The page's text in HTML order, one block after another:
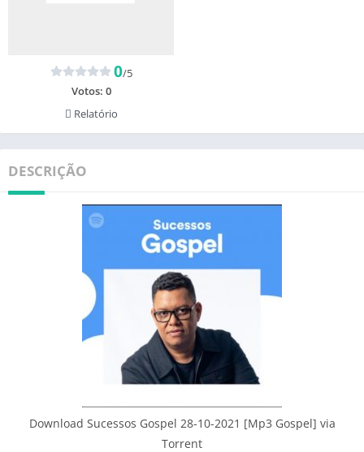
0/5
Votos: 0
Relatório
DESCRIÇÃO
Download Sucessos Gospel 28-10-2021 [Mp3 Gospel] via
Torrent